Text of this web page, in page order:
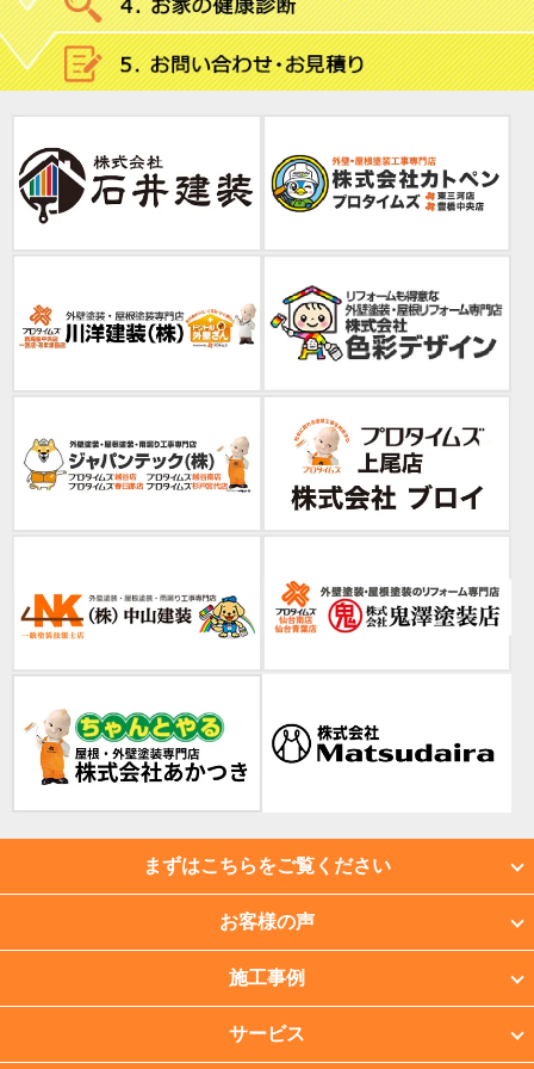
まずはこちらをご覧ください
お客様の声
施工事例
サービス